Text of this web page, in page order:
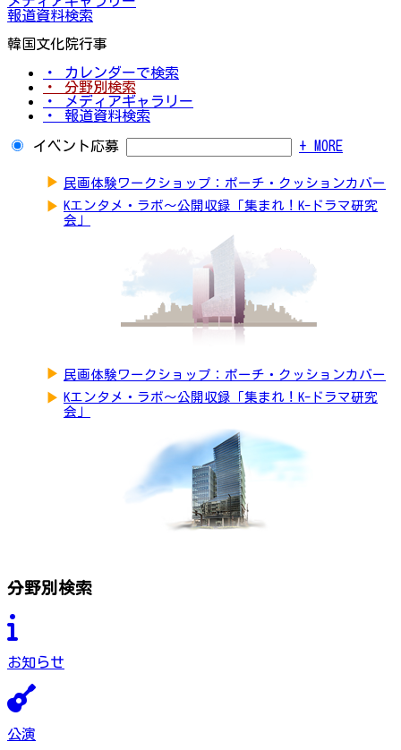
報道資料検索
韓国文化院行事
・ カレンダーで検索
・ 分野別検索
・ メディアギャラリー
・ 報道資料検索
イベント応募 + MORE
▶ 民画体験ワークショップ：ポーチ・クッションカバー
▶ Kエンタメ・ラボ～公開収録「集まれ！K-ドラマ研究
会」
▶ 民画体験ワークショップ：ポーチ・クッションカバー
▶ Kエンタメ・ラボ～公開収録「集まれ！K-ドラマ研究
会」
分野別検索
お知らせ
公演